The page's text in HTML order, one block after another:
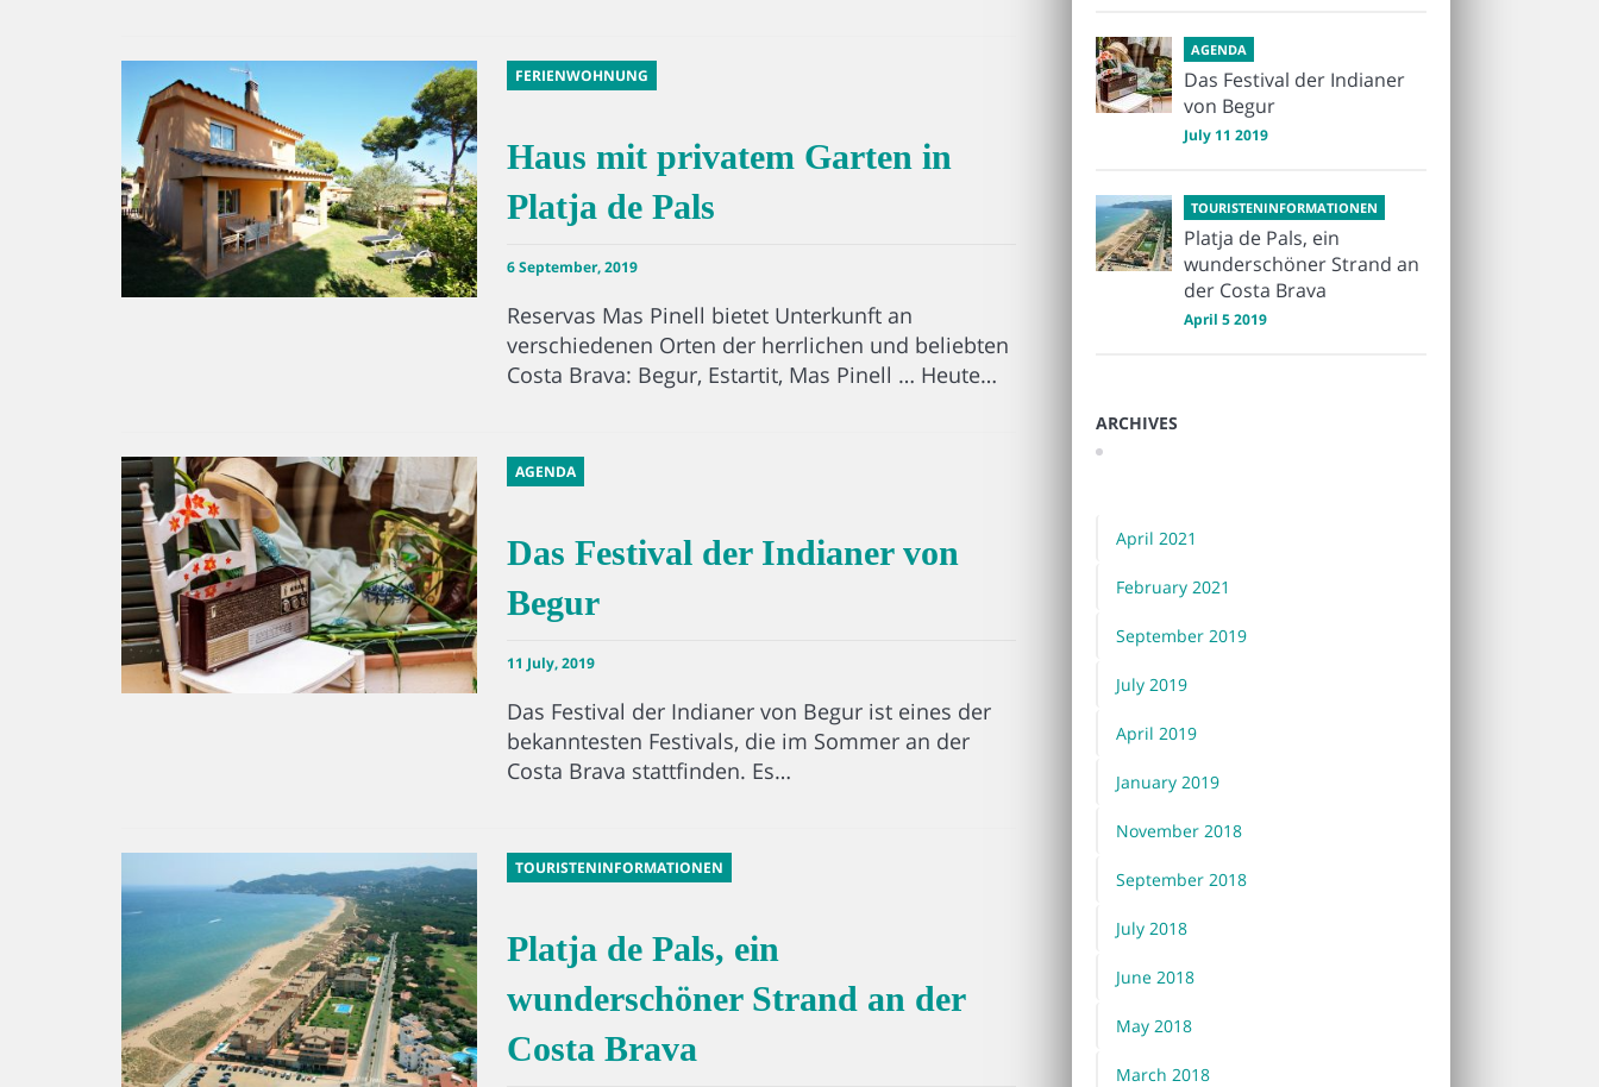
FERIENWOHNUNG
Haus mit privatem Garten in
Platja de Pals
6 September, 2019
Reservas Mas Pinell bietet Unterkunft an
verschiedenen Orten der herrlichen und beliebten
Costa Brava: Begur, Estartit, Mas Pinell … Heute…
AGENDA
Das Festival der Indianer von
Begur
11 July, 2019
Das Festival der Indianer von Begur ist eines der
bekanntesten Festivals, die im Sommer an der
Costa Brava stattfinden. Es…
TOURISTENINFORMATIONEN
Platja de Pals, ein
wunderschöner Strand an der
Costa Brava
AGENDA
Das Festival der Indianer
von Begur
July 11 2019
TOURISTENINFORMATIONEN
Platja de Pals, ein
wunderschöner Strand an
der Costa Brava
April 5 2019
ARCHIVES
April 2021
February 2021
September 2019
July 2019
April 2019
January 2019
November 2018
September 2018
July 2018
June 2018
May 2018
March 2018